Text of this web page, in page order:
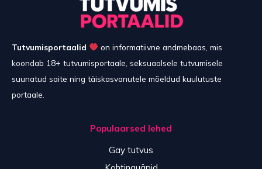
Tutvumisportaalid
on informatiivne andmebaas, mis
koondab 18+ tutvumisportaale, seksuaalsele tutvumisele
suunatud saite ning täiskasvanutele mõeldud kuulutuste
portaale.
Populaarsed lehed
Gay tutvus